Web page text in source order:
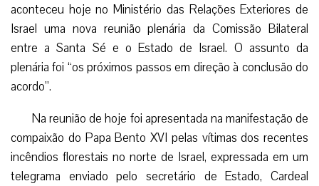
aconteceu hoje no Ministério das Relações Exteriores de
Israel uma nova reunião plenária da Comissão Bilateral
entre a Santa Sé e o Estado de Israel. O assunto da
plenária foi “os próximos passos em direção à conclusão do
acordo”.
Na reunião de hoje foi apresentada na manifestação de
compaixão do Papa Bento XVI pelas vítimas dos recentes
incêndios florestais no norte de Israel, expressada em um
telegrama enviado pelo secretário de Estado, Cardeal